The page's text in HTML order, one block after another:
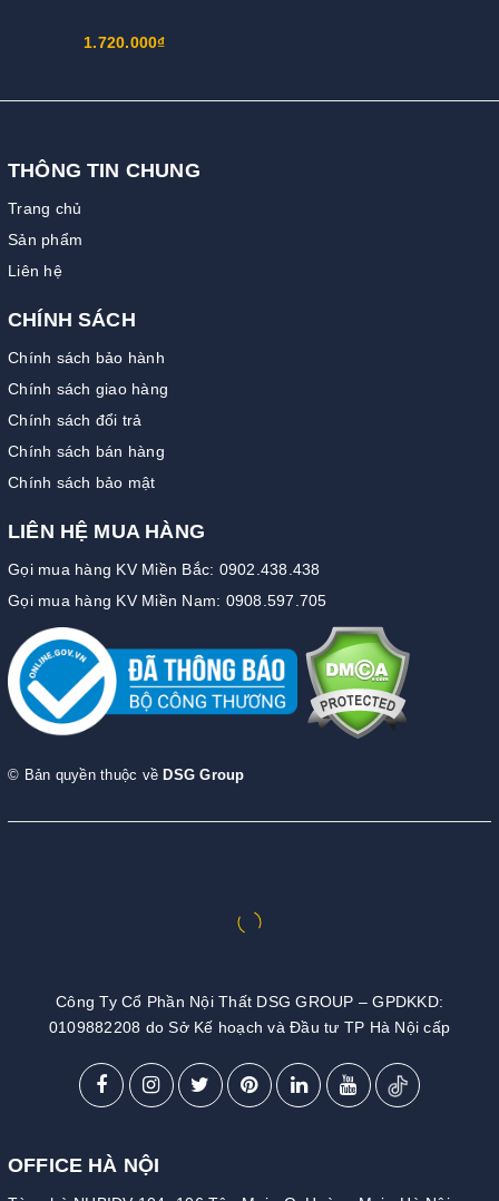
1.720.000₫
THÔNG TIN CHUNG
Trang chủ
Sản phẩm
Liên hệ
CHÍNH SÁCH
Chính sách bảo hành
Chính sách giao hàng
Chính sách đổi trả
Chính sách bán hàng
Chính sách bảo mật
LIÊN HỆ MUA HÀNG
Gọi mua hàng KV Miền Bắc: 0902.438.438
Gọi mua hàng KV Miền Nam: 0908.597.705
© Bản quyền thuộc về DSG Group
Công Ty Cổ Phần Nội Thất DSG GROUP – GPDKKD:
0109882208 do Sở Kế hoạch và Đầu tư TP Hà Nội cấp
OFFICE HÀ NỘI